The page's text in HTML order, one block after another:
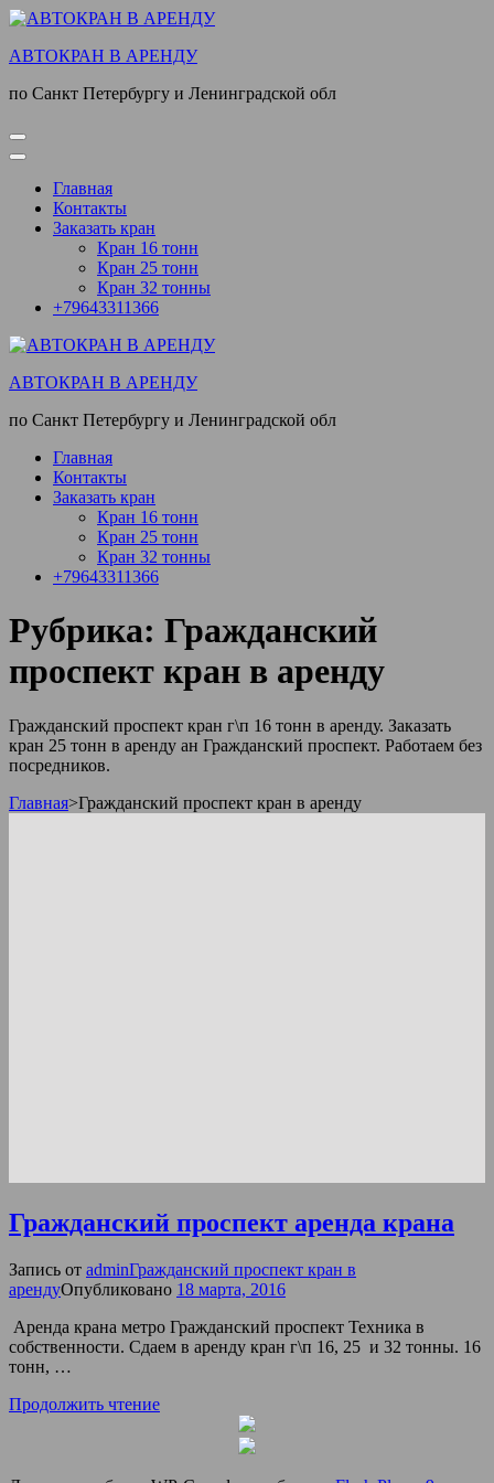
Перейти
содержимому
Enter)
АВТОКРАН В АРЕНДУ
по Санкт Петербургу и Ленинградской обл
Главная
Контакты
Заказать кран
Кран 16 тонн
Кран 25 тонн
Кран 32 тонны
+79643311366
АВТОКРАН В АРЕНДУ
по Санкт Петербургу и Ленинградской обл
Главная
Контакты
Заказать кран
Кран 16 тонн
Кран 25 тонн
Кран 32 тонны
+79643311366
Рубрика: Гражданский
проспект кран в аренду
Гражданский проспект кран г\п 16 тонн в аренду. Заказать
кран 25 тонн в аренду ан Гражданский проспект. Работаем без
посредников.
Главная>Гражданский проспект кран в аренду
Гражданский проспект аренда крана
Запись от adminГражданский проспект кран в
арендуОпубликовано 18 марта, 2016
Аренда крана метро Гражданский проспект Техника в
собственности. Сдаем в аренду кран г\п 16, 25 и 32 тонны. 16
тонн, …
Продолжить чтение